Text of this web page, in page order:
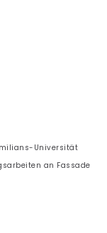
Universität
an Fassade